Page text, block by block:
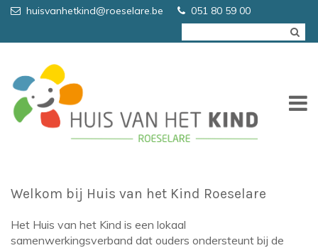
Overslaan en naar de inhoud gaan
huisvanhetkind@roeselare.be 051 80 59 00
Welkom bij Huis van het Kind Roeselare
Het Huis van het Kind is een lokaal
samenwerkingsverband dat ouders ondersteunt bij de